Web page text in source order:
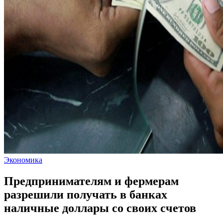
Экономика
Предпринимателям и фермерам
разрешили получать в банках
наличные доллары со своих счетов